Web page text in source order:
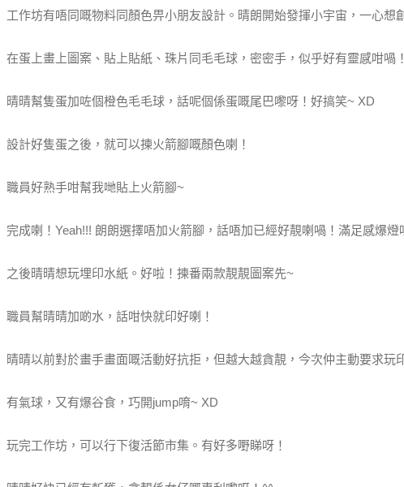
工作坊有唔同嘅物料同顏色畀小朋友設計。晴朗開始發揮小宇宙，一心想
在蛋上畫上圖案、貼上貼紙、珠片同毛毛球，密密手，似乎好有靈感咁喎！
晴晴幫隻蛋加咗個橙色毛毛球，話呢個係蛋嘅尾巴嚟呀！好搞笑~ XD
設計好隻蛋之後，就可以揀火箭腳嘅顏色喇！
職員好熟手咁幫我哋貼上火箭腳~
完成喇！Yeah!!! 朗朗選擇唔加火箭腳，話唔加已經好靚喇喎！滿足感爆燈
之後晴晴想玩埋印水紙。好啦！揀番兩款靚靚圖案先~
職員幫晴晴加啲水，話咁快就印好喇！
晴晴以前對於畫手畫面嘅活動好抗拒，但越大越貪靚，今次仲主動要求玩
有氣球，又有爆谷食，巧開jump唷~ XD
玩完工作坊，可以行下復活節市集。有好多嘢睇呀！